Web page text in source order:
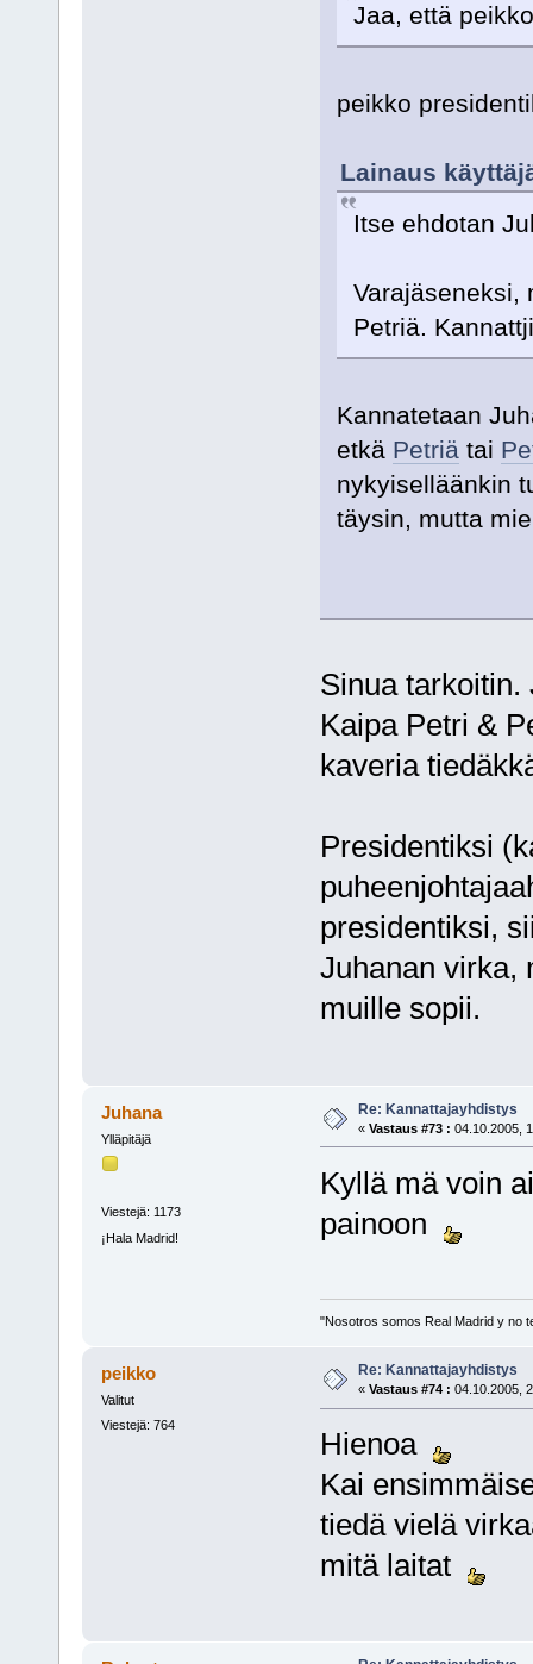
Jaa, että
peikko
Lainaus
Itse ehdotan
Varajäseneksi,
Petriä.
Kannatetaan
etkä Petriätai
nykyiselläänkin
täysin, mutta
Sinua
Kaipa Petri &
kaveria
Presidentiksi
presidentiksi,
Juhanan virka,
muille sopii.
Juhana
Ylläpitäjä
Viestejä: 1173
¡Hala Madrid!
Re: Kannattajayhdistys
« Vastaus #73 : 04.10.2005,
Kyllä mä voin
painoon
"Nosotros somos Real Madrid y no
peikko
Valitut
Viestejä: 764
Re: Kannattajayhdistys
« Vastaus #74 : 04.10.2005,
Hienoa
Kai
tiedä vielä
mitä laitat